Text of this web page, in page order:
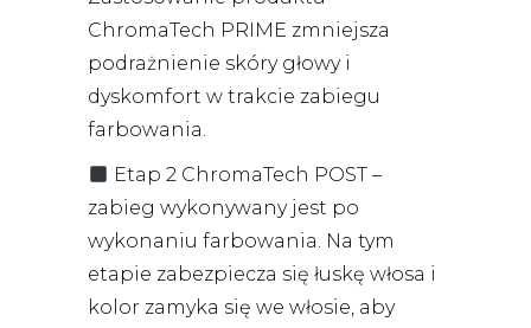
ChromaTech PRIME zmniejsza
podrażnienie skóry głowy i
dyskomfort w trakcie zabiegu
farbowania.
Etap 2 ChromaTech POST –
zabieg wykonywany jest po
wykonaniu farbowania. Na tym
etapie zabezpiecza się łuskę włosa i
kolor zamyka się we włosie, aby